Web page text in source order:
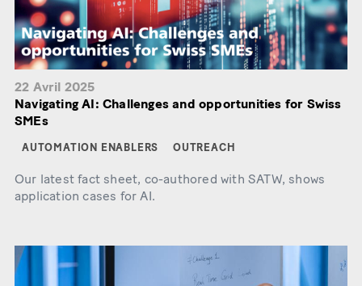
22 Avril 2025
Navigating AI: Challenges and opportunities for Swiss
SMEs
AUTOMATION ENABLERS OUTREACH
Our latest fact sheet, co-authored with SATW, shows
application cases for AI.